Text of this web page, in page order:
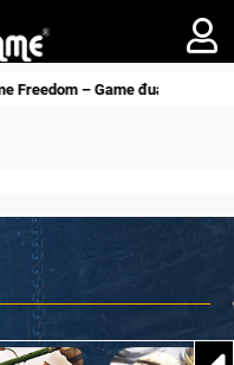
– Game đua xe mô tô PvP sở